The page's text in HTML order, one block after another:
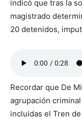
indicó que tras la
magistrado
20 detenidos,
Recordar que De
agrupación
incluidas el Tren